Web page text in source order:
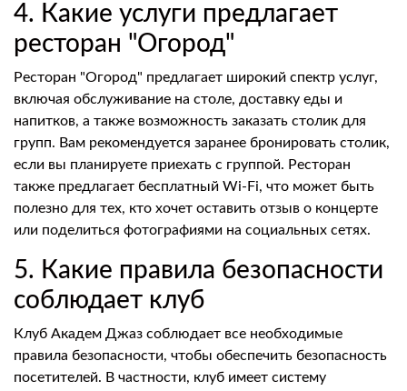
4. Какие услуги предлагает
ресторан "Огород"
Ресторан "Огород" предлагает широкий спектр услуг,
включая обслуживание на столе, доставку еды и
напитков, а также возможность заказать столик для
групп. Вам рекомендуется заранее бронировать столик,
если вы планируете приехать с группой. Ресторан
также предлагает бесплатный Wi-Fi, что может быть
полезно для тех, кто хочет оставить отзыв о концерте
или поделиться фотографиями на социальных сетях.
5. Какие правила безопасности
соблюдает клуб
Клуб Академ Джаз соблюдает все необходимые
правила безопасности, чтобы обеспечить безопасность
посетителей. В частности, клуб имеет систему